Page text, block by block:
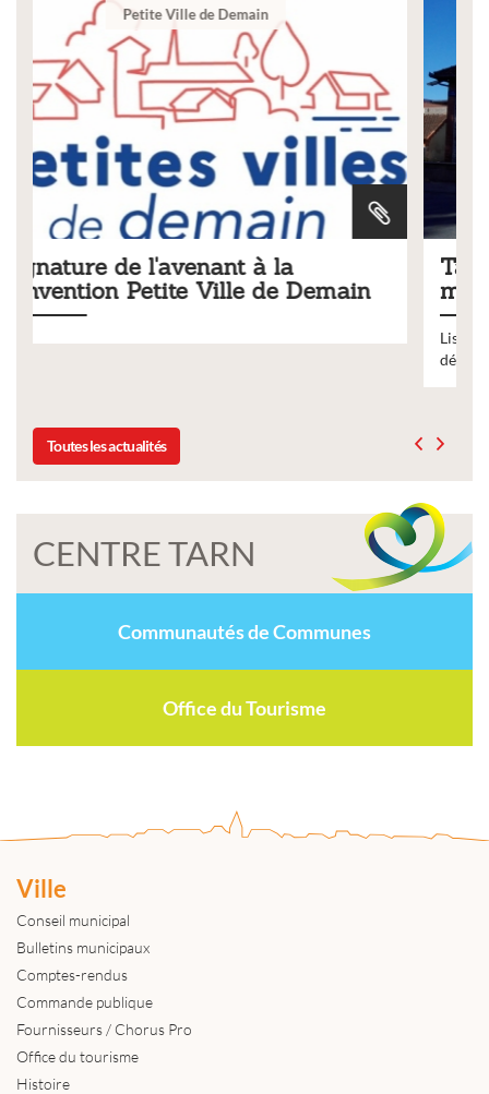
Tarifs 2026 des services
municipaux
délibération du conseil municipal du 19 décembre 2025
Toutes les actualités
CENTRE TARN
Communautés de Communes
Office du Tourisme
Ville
Conseil municipal
Bulletins municipaux
Comptes-rendus
Commande publique
Fournisseurs / Chorus Pro
Office du tourisme
Histoire